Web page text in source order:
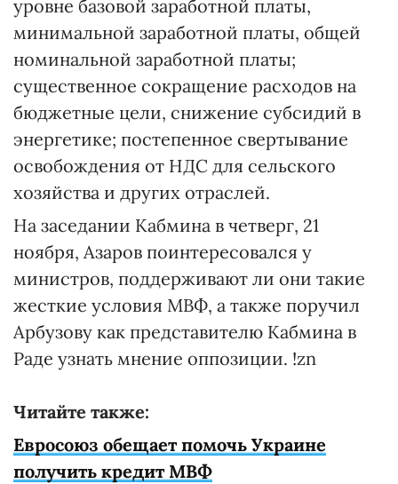
уровне базовой заработной платы,
минимальной заработной платы, общей
номинальной заработной платы;
существенное сокращение расходов на
бюджетные цели, снижение субсидий в
энергетике; постепенное свертывание
освобождения от НДС для сельского
хозяйства и других отраслей.
На заседании Кабмина в четверг, 21
ноября, Азаров поинтересовался у
министров, поддерживают ли они такие
жесткие условия МВФ, а также поручил
Арбузову как представителю Кабмина в
Раде узнать мнение оппозиции. !zn
Читайте также:
Евросоюз обещает помочь Украине
получить кредит МВФ